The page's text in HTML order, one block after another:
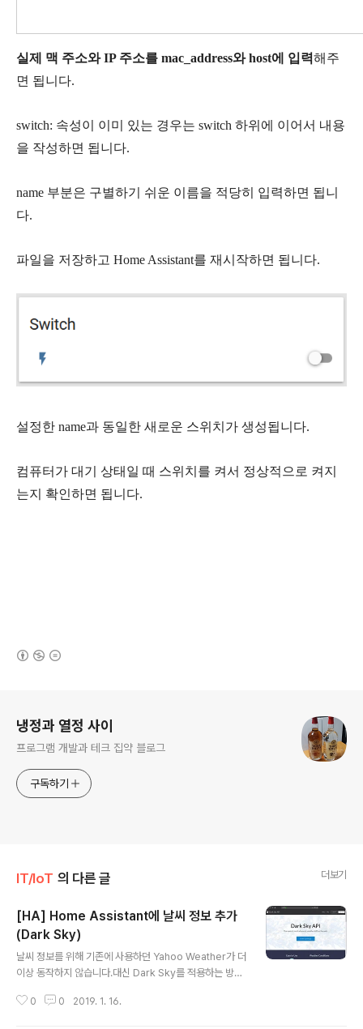
실제 맥 주소와 IP 주소를 mac_address와 host에 입력해주
면 됩니다.
switch: 속성이 이미 있는 경우는 switch 하위에 이어서 내용
을 작성하면 됩니다.
name 부분은 구별하기 쉬운 이름을 적당히 입력하면 됩니
다.
파일을 저장하고 Home Assistant를 재시작하면 됩니다.
설정한 name과 동일한 새로운 스위치가 생성됩니다.
컴퓨터가 대기 상태일 때 스위치를 켜서 정상적으로 켜지
는지 확인하면 됩니다.
냉정과 열정 사이
프로그램 개발과 테크 집약 블로그
구독하기
IT/IoT 의 다른 글 더보기
[HA] Home Assistant에 날씨 정보 추가
(Dark Sky)
날씨 정보를 위해 기존에 사용하던 Yahoo Weather가 더
이상 동작하지 않습니다.대신 Dark Sky를 적용하는 방법
저 계정을 생성해야 합니다.아래 링크를 통해서 계정 생성
0 0 2019. 1. 16.